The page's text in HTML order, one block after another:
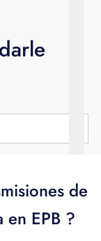
de
EPB ?